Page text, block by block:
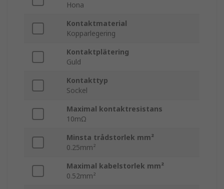
Hona
Kontaktmaterial
Kopparlegering
Kontaktplätering
Guld
Kontakttyp
Sockel
Maximal kontaktresistans
10mΩ
Minsta trådstorlek mm²
0.25mm²
Maximal kabelstorlek mm²
0.52mm²